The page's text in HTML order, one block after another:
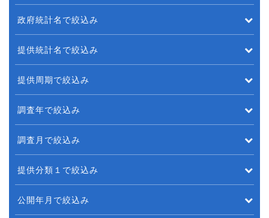
政府統計名で絞込み
提供統計名で絞込み
提供周期で絞込み
調査年で絞込み
調査月で絞込み
提供分類１で絞込み
公開年月で絞込み